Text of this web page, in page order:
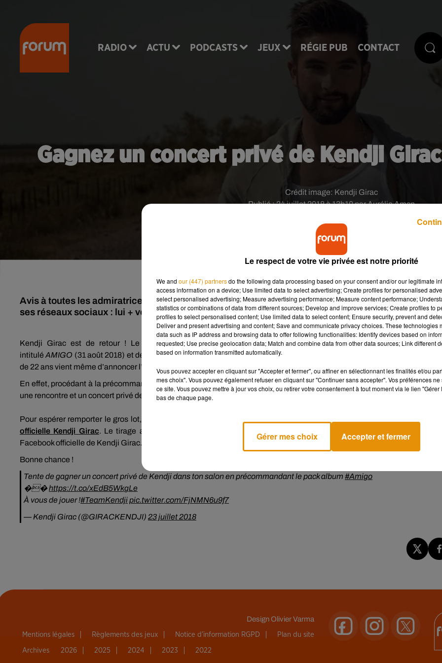
RADIO ACTU PODCASTS JEUX RÉGIE PUB CONTACT
Gagnez un concert privé de Kendji
Publié : 24 juillet 2018 à 13h10 par Aurélie Amcn
Crédit image: Kendji Girac
Avis à toutes les admiratrices de Kendji Girac ! Le chanteur vient de lancer un concours original
ses réseaux sociaux : lui + vous dans votre salon, pour un concert privé.
Kendji Girac est de retour ! Le vainqueur de la saison 3 de The Voice s’apprête à sortir un tout nouvel
intitulé AMIGO (31 août 2018) et déjà porté par les singlesMaria Maria etPour Oublier
de 22 ans vient même d’annoncer l’ouverture des
En effet, procédant à la précommande de l’album Amigo vous participez automatiquement à un concours afin de
une rencontre et un concert privé de
Kendji Girac… dans votre salon.
Pour espérer remporter le gros lot, il suffit donc de
officielle Kendji Girac. Le tirage au sort aura lieu le lundi 3 septembre et le grand gagnant sera annoncé sur la
Facebook officielle de Kendji Girac.
Bonne chance !
Tente de gagner un concert privé de Kendji dans ton salon en précommandant le pack album #Amigo
��️https://t.co/xEdB5WkgLe
À vous de jouer !#TeamKendjipic.twitter.com/FjNMN6u9f7
— Kendji Girac (@GIRACKENDJI) 23 juillet 2018
DesignOlivier Varma
Mentions légales Règlements des jeux Notice d’information RGPD Plan du site
Archives 2026 2025 2024 2023 2022
Le respect de votre vie privée est notre priorité
We and our (447) partnersdo the following data processing based on your consent and/or our legitimate
access information on a device; Use limited data to select advertising; Create profiles for personalised
select personalised advertising; Measure advertising performance; Measure content performance;
statistics or combinations of data from different sources; Develop and improve services; Create profiles to
profiles to select personalised content; Use limited data to select content; Ensure security, prevent and
Deliver and present advertising and content; Save and communicate privacy choices. These technologies
data such as IP address and browsing data to offer following functionalities: Identify devices based on
requested; Use precise geolocation data; Match and combine data from other data sources; Link different
based on information transmitted automatically.
Vous pouvez accepter en cliquant sur "Accepter et fermer", ou affiner en sélectionnant les finalités et/ou
mes choix". Vous pouvez également refuser en cliquant sur "Continuer sans accepter". Vos préférences
ce site. Vous pouvez mettre à jour vos choix, ou retirer votre consentement à tout moment via le lien
bas de chaque page.
Gérer mes choix Accepter et fermer